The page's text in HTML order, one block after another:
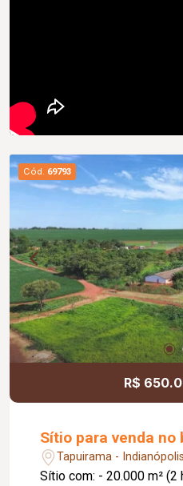
Cód. 69793
R$
Sítio para venda no
Tapuirama -
Sítio com: - 20.000 m²